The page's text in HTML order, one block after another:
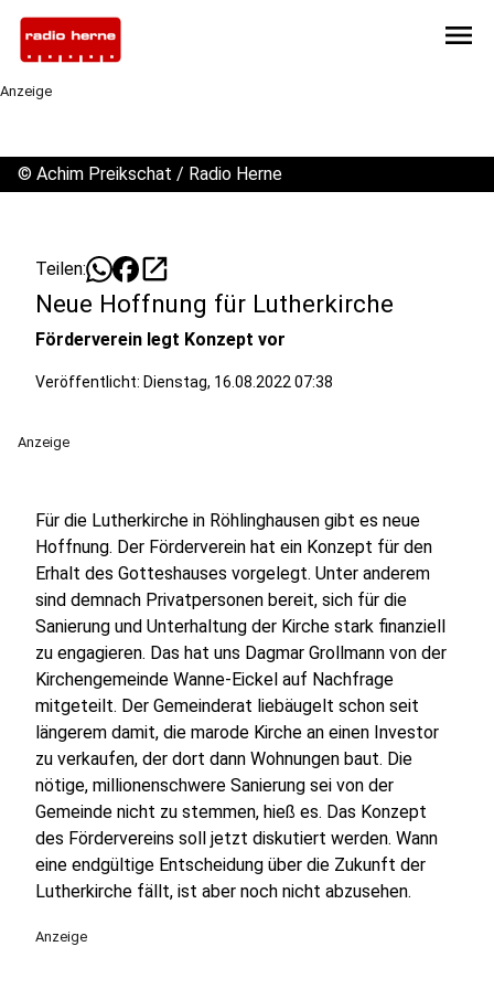
menu
Anzeige
© Achim Preikschat / Radio Herne
Teilen: open_in_new
Neue Hoffnung für Lutherkirche
Förderverein legt Konzept vor
Veröffentlicht: Dienstag, 16.08.2022 07:38
Anzeige
Für die Lutherkirche in Röhlinghausen gibt es neue
Hoffnung. Der Förderverein hat ein Konzept für den
Erhalt des Gotteshauses vorgelegt. Unter anderem
sind demnach Privatpersonen bereit, sich für die
Sanierung und Unterhaltung der Kirche stark finanziell
zu engagieren. Das hat uns Dagmar Grollmann von der
Kirchengemeinde Wanne-Eickel auf Nachfrage
mitgeteilt. Der Gemeinderat liebäugelt schon seit
längerem damit, die marode Kirche an einen Investor
zu verkaufen, der dort dann Wohnungen baut. Die
nötige, millionenschwere Sanierung sei von der
Gemeinde nicht zu stemmen, hieß es. Das Konzept
des Fördervereins soll jetzt diskutiert werden. Wann
eine endgültige Entscheidung über die Zukunft der
Lutherkirche fällt, ist aber noch nicht abzusehen.
Anzeige